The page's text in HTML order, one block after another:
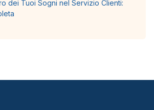
dei Tuoi Sogni nel Servizio Clienti: